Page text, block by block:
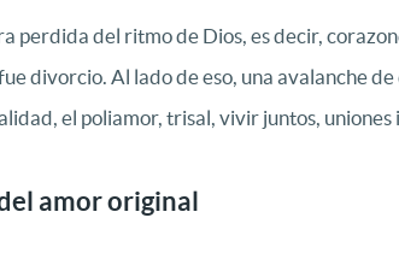
perdida del ritmo de Dios, es decir,
divorcio. Al lado de eso, una avalanche
el poliamor, trisal, vivir juntos, uniones
amor original